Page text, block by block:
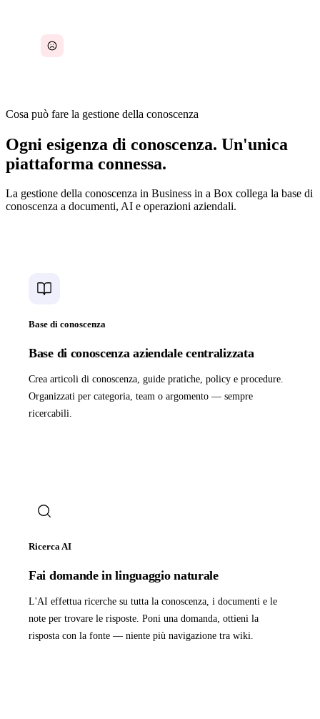
Cosa può fare la gestione della conoscenza
Ogni esigenza di conoscenza. Un'unica
piattaforma connessa.
La gestione della conoscenza in Business in a Box collega la base di
conoscenza a documenti, AI e operazioni aziendali.
Base di conoscenza
Base di conoscenza aziendale centralizzata
Crea articoli di conoscenza, guide pratiche, policy e procedure.
Organizzati per categoria, team o argomento — sempre
ricercabili.
Ricerca AI
Fai domande in linguaggio naturale
L'AI effettua ricerche su tutta la conoscenza, i documenti e le
note per trovare le risposte. Poni una domanda, ottieni la
risposta con la fonte — niente più navigazione tra wiki.